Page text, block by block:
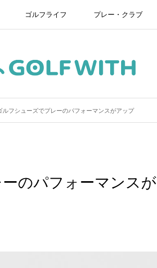
ゴルフライフ プレー・クラブ
ルフシューズでプレーのパフォーマンスがアップ
のパフォーマンスが